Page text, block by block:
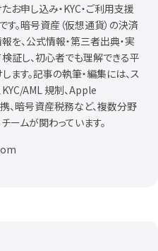
お申し込み・KYC・ご利用支援
す。暗号資産（仮想通貨）の決済
を、公式情報・第三者出典・実
証し、初心者でも理解できる平
ます。記事の執筆・編集には、ス
KYC/AML 規制、Apple
、暗号資産税務など、複数分野
ームが関わっています。